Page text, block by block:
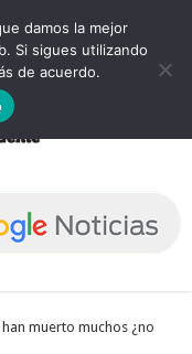
muerto muchos ¿no
damos la mejor
Si sigues utilizando
de acuerdo.